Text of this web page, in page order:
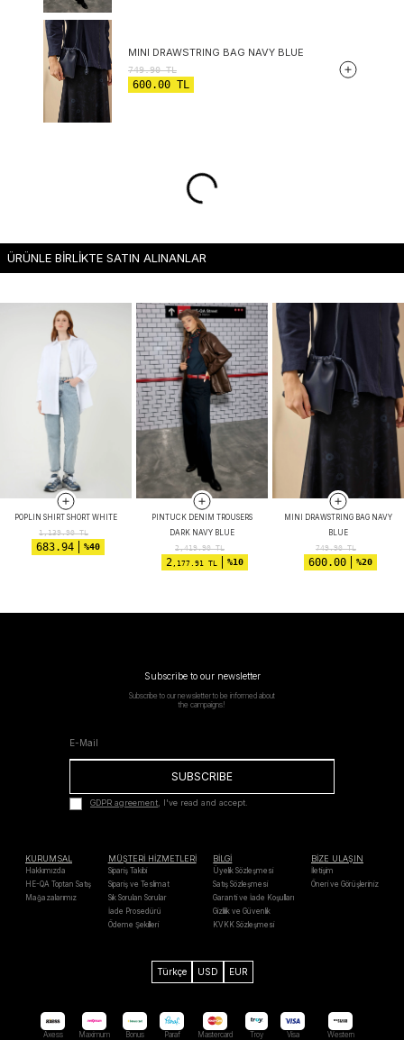
MINI DRAWSTRING BAG NAVY BLUE
749.90TL
600.00 TL
ÜRÜNLE BİRLİKTE SATIN ALINANLAR
POPLIN SHIRT SHORT WHITE
1,139.90TL
683.94 %40
PINTUCK DENIM TROUSERS
DARK NAVY BLUE
2,419.90TL
2,177.91 TL %10
MINI DRAWSTRING BAG NAVY
BLUE
749.90TL
600.00 %20
Subscribe to our newsletter
Subscribe to our newsletter to be informed about
the campaigns!
SUBSCRIBE
GDPR agreement, I've read and accept.
KURUMSAL
Hakkımızda
HE-QA Toptan Satış
Mağazalarımız
MÜŞTERİ HİZMETLERİ
Sipariş Takibi
Sipariş ve Teslimat
Sık Sorulan Sorular
İade Prosedürü
Ödeme Şekilleri
BİLGİ
Üyelik Sözleşmesi
Satış Sözleşmesi
Garanti ve İade Koşulları
Gizlilik ve Güvenlik
KVKK Sözleşmesi
BİZE ULAŞIN
İletişim
Öneri ve Görüşleriniz
Türkçe USD EUR
Axess Maximum Bonus Paraf Mastercard Troy Visa
Western